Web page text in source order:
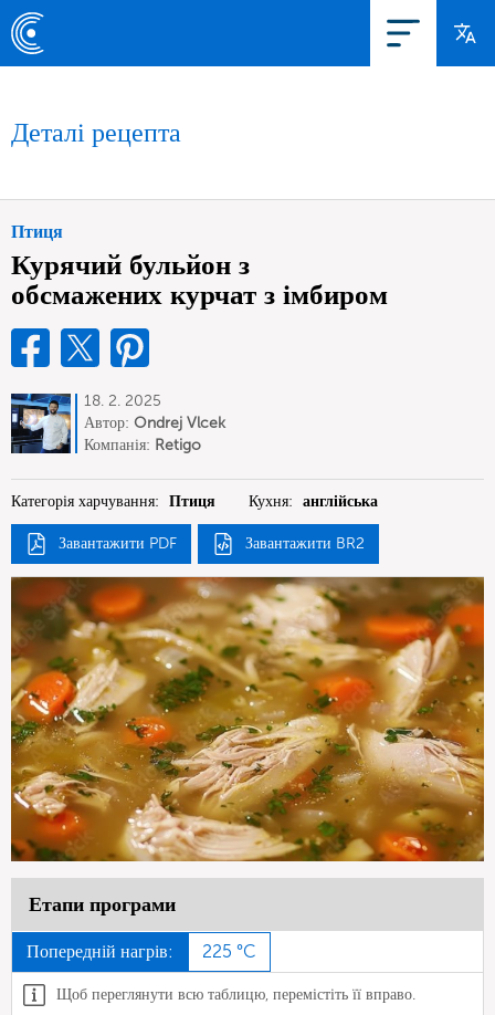
Деталі рецепта
Птиця
Курячий бульйон з
обсмажених курчат з імбиром
18. 2. 2025
Автор: Ondrej Vlcek
Компанія: Retigo
Категорія харчування: Птиця Кухня: англійська
Завантажити PDF Завантажити BR2
Етапи програми
Попередній нагрів: 225 °C
Щоб переглянути всю таблицю, перемістіть її вправо.